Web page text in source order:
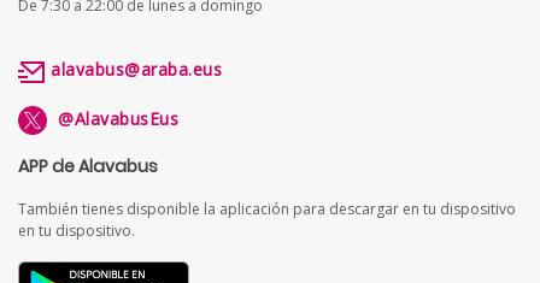
De 7:30 a 22:00 de lunes a domingo
alavabus@araba.eus
@AlavabusEus
APP de Alavabus
También tienes disponible la aplicación para descargar en tu dispositivo
en tu dispositivo.